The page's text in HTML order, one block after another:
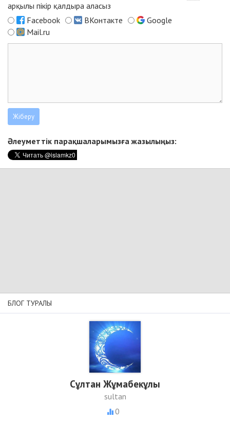
арқылы пікір қалдыра аласыз
Facebook
ВКонтакте
Google
Mail.ru
Әлеуметтік парақшаларымызға жазылыңыз:
БЛОГ ТУРАЛЫ
Сұлтан Жұмабекұлы
sultan
0